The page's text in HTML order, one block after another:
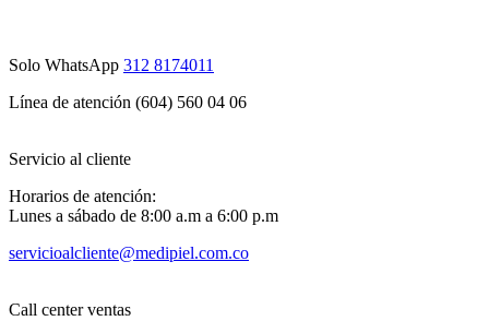
Solo WhatsApp 312 8174011
Línea de atención (604) 560 04 06
Servicio al cliente
Horarios de atención:
Lunes a sábado de 8:00 a.m a 6:00 p.m
servicioalcliente@medipiel.com.co
Call center ventas